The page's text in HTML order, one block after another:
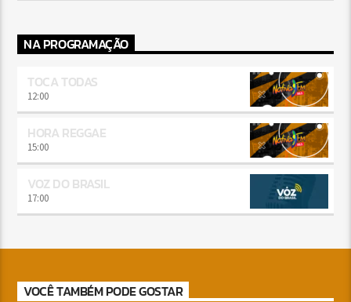
NA PROGRAMAÇÃO
TOCA TODAS
12:00
HORA REGGAE
15:00
VOZ DO BRASIL
17:00
VOCÊ TAMBÉM PODE GOSTAR